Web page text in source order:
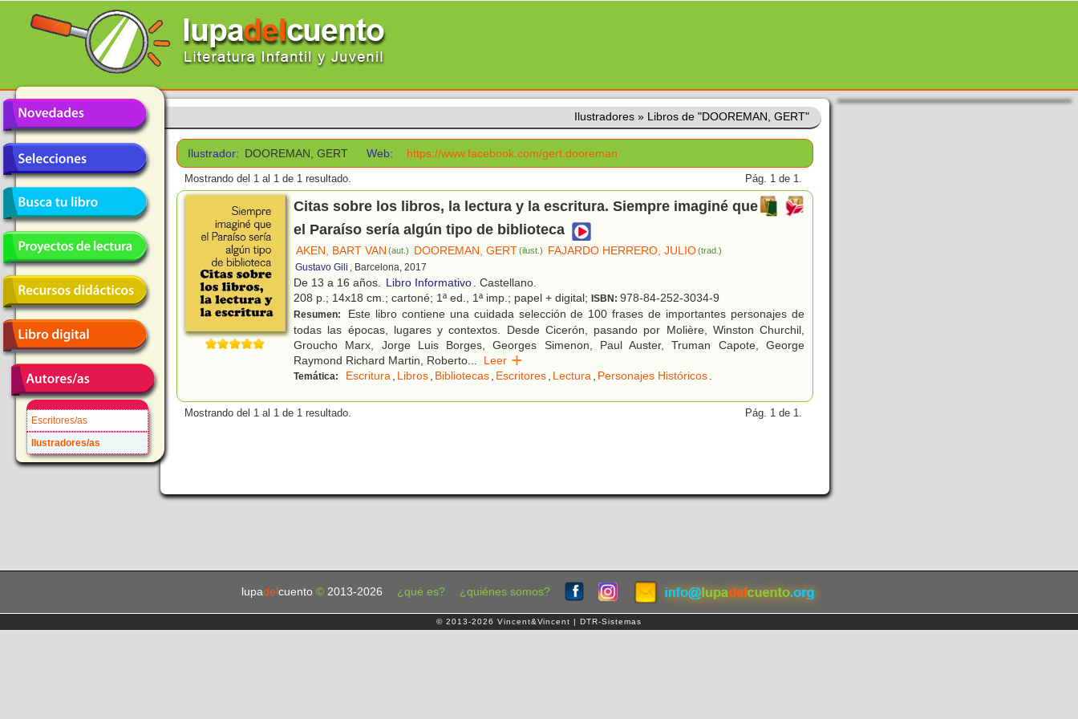
Escritores/as
Ilustradores/as
Ilustradores » Libros de "DOOREMAN, GERT"
Ilustrador: DOOREMAN, GERT Web: https://www.facebook.com/gert.dooreman
Mostrando del 1 al 1 de 1 resultado. Pág. 1 de 1.
Citas sobre los libros, la lectura y la escritura. Siempre imaginé que
el Paraíso sería algún tipo de biblioteca
AKEN, BART VAN (aut.) DOOREMAN, GERT(ilust.) FAJARDO HERRERO, JULIO (trad.)
Gustavo Gili , Barcelona, 2017
De 13 a 16 años. Libro Informativo. Castellano.
208 p.; 14x18 cm.; cartoné; 1ª ed., 1ª imp.; papel + digital; ISBN: 978-84-252-3034-9
Resumen:
Este libro contiene una cuidada selección de 100 frases de importantes personajes de
todas las épocas, lugares y contextos. Desde Cicerón, pasando por Molière, Winston Churchil,
Groucho Marx, Jorge Luis Borges, Georges Simenon, Paul Auster, Truman Capote, George
Raymond Richard Martin, Roberto... Leer
Temática: Escritura, Libros, Bibliotecas, Escritores, Lectura, Personajes Históricos.
Mostrando del 1 al 1 de 1 resultado. Pág. 1 de 1.
lupadel cuento © 2013-2026 ¿qué es? ¿quiénes somos?
© 2013-2026 Vincent&Vincent | DTR-Sistemas